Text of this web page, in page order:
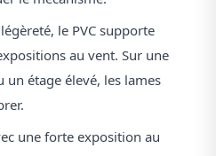
le PVC supporte
au vent. Sur une
un étage élevé, les lames
une forte exposition au